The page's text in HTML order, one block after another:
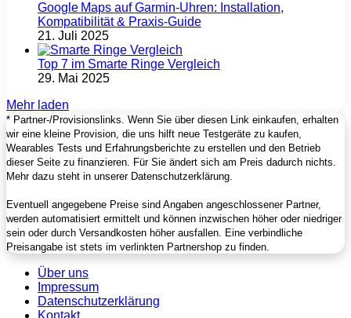
Google Maps auf Garmin‑Uhren: Installation,
Kompatibilität & Praxis‑Guide
21. Juli 2025
Top 7 im Smarte Ringe Vergleich
29. Mai 2025
Mehr laden
* Partner-/Provisionslinks. Wenn Sie über diesen Link einkaufen, erhalten
wir eine kleine Provision, die uns hilft neue Testgeräte zu kaufen,
Wearables Tests und Erfahrungsberichte zu erstellen und den Betrieb
dieser Seite zu finanzieren. Für Sie ändert sich am Preis dadurch nichts.
Mehr dazu steht in unserer Datenschutzerklärung.
Eventuell angegebene Preise sind Angaben angeschlossener Partner,
werden automatisiert ermittelt und können inzwischen höher oder niedriger
sein oder durch Versandkosten höher ausfallen. Eine verbindliche
Preisangabe ist stets im verlinkten Partnershop zu finden.
Über uns
Impressum
Datenschutzerklärung